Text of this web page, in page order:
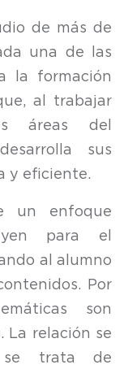
de más de
una de las
la formación
al trabajar
áreas del
sus
y eficiente.
un enfoque
para el
al alumno
Por
son
La relación se
se trata de